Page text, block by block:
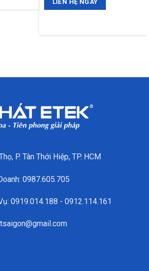
LIÊN HỆ NGAY
P. Tân Thới Hiệp, TP. HCM
0987.605.705
0919.014.188 - 0912.114.161